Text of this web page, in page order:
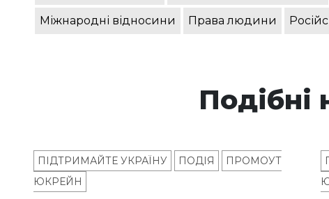
Міжнародні відносини Права людини
Подібні
ПІДТРИМАЙТЕ УКРАЇНУ ПОДІЯ
ПРОМОУТ
ЮКРЕЙН